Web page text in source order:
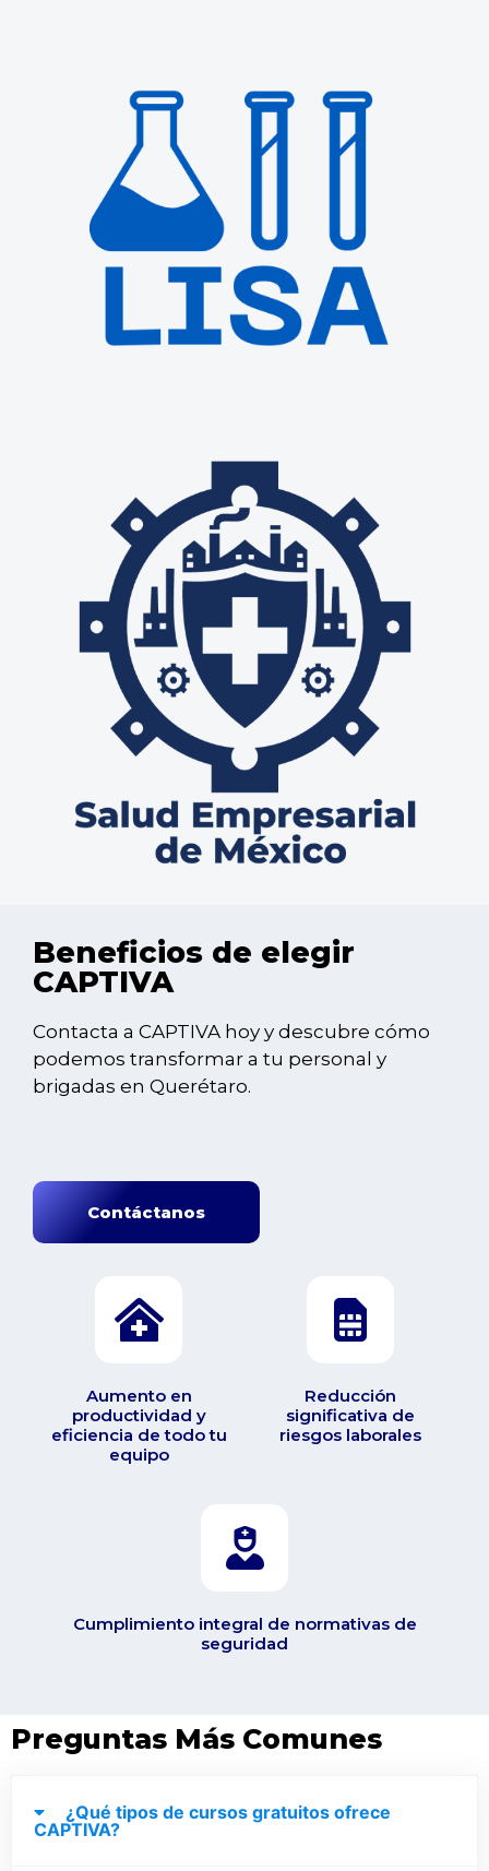
Beneficios de elegir
CAPTIVA
Contacta a CAPTIVA hoy y descubre cómo
podemos transformar a tu personal y
brigadas en Querétaro.
Contáctanos
Aumento en
productividad y
eficiencia de todo tu
equipo
Reducción
significativa de
riesgos laborales
Cumplimiento integral de normativas de
seguridad
Preguntas Más Comunes
¿Qué tipos de cursos gratuitos ofrece
CAPTIVA?